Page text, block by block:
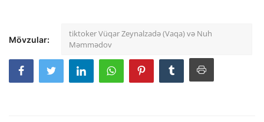
Mövzular:
tiktoker Vüqar Zeynalzadə (Vaqa) və Nuh
Məmmədov